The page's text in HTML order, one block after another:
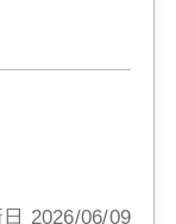
2026/06/09